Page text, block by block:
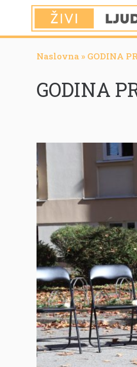
Naslovna » GODINA
GODINA